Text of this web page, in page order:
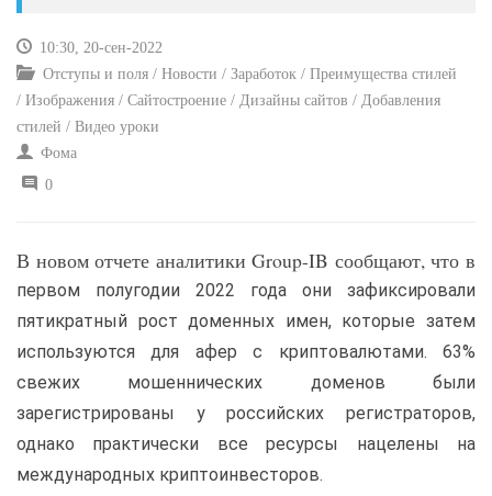
РЕМОНТ И СОВЕТЫ
ИНТЕРНЕТ И СВЯЗЬ
10:30, 20-сен-2022
Отступы и поля / Новости / Заработок / Преимущества стилей
/ Изображения / Сайтостроение / Дизайны сайтов / Добавления
стилей / Видео уроки
Фома
0
В новом отчете аналитики Group-IB сообщают, что в
первом полугодии 2022 года они зафиксировали
пятикратный рост доменных имен, которые затем
используются для афер с криптовалютами. 63%
свежих мошеннических доменов были
зарегистрированы у российских регистраторов,
однако практически все ресурсы нацелены на
международных криптоинвесторов.